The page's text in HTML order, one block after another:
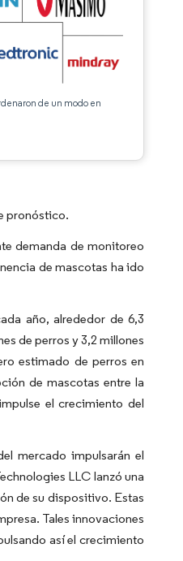
de un modo en
pronóstico.
demanda de monitoreo
de mascotas ha ido
año, alrededor de 6,3
de perros y 3,2 millones
estimado de perros en
de mascotas entre la
el crecimiento del
mercado impulsarán el
LLC lanzó una
de su dispositivo. Estas
Tales innovaciones
así el crecimiento